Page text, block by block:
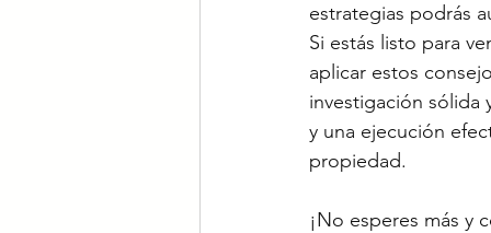
estrategias podrás
Si estás listo para
aplicar estos
investigación
y una ejecución
propiedad.
¡No esperes más y